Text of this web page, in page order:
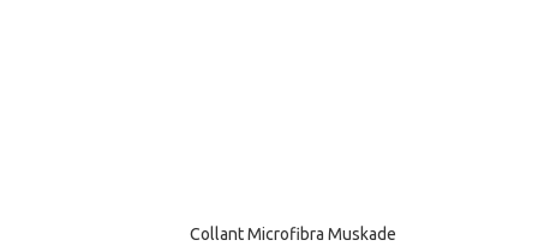
Collant Microfibra Muskade